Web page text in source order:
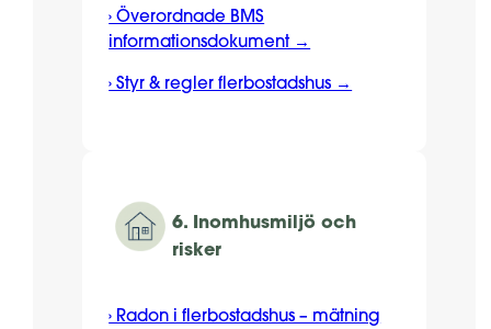
› Överordnade BMS
informationsdokument →
› Styr & regler flerbostadshus →
6. Inomhusmiljö och
risker
› Radon i flerbostadshus – mätning